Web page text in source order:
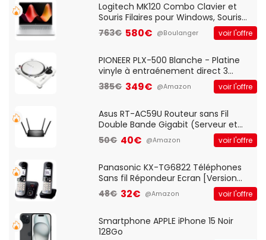
QWERTY UK - Noir
Logitech MK120 Combo Clavier et
Souris Filaires pour Windows, Souris
Optique Filaire, Connexion USB Plug
And Play, Confortable, Taille
QWERTY UK - Noir
763€ 580€ @Boulanger voir l'offre
PIONEER PLX-500 Blanche - Platine
vinyle à entraénement direct 3
vitesses (33-45-78 trs/min) avec
pre-ampli intégré et port USB
385€ 349€ @Amazon voir l'offre
Asus RT-AC59U Routeur sans Fil
Double Bande Gigabit (Serveur et
Client VPN, Triple Vlan, Mode Point
d'accès et Bridge, contrôle Parental,
50€ 40€ @Amazon voir l'offre
Panasonic KX-TG6822 Téléphones
Sans fil Répondeur Ecran [Version
Française]
48€ 32€ @Amazon voir l'offre
Smartphone APPLE iPhone 15 Noir
128Go